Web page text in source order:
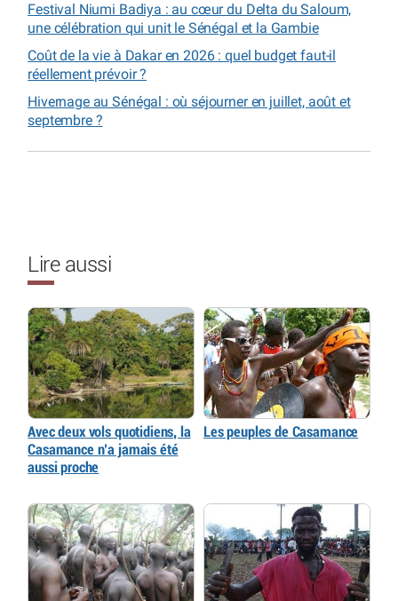
Festival Niumi Badiya : au cœur du Delta du Saloum,
une célébration qui unit le Sénégal et la Gambie
Coût de la vie à Dakar en 2026 : quel budget faut-il
réellement prévoir ?
Hivernage au Sénégal : où séjourner en juillet, août et
septembre ?
Lire aussi
Avec deux vols quotidiens, la
Casamance n’a jamais été
aussi proche
Les peuples de Casamance